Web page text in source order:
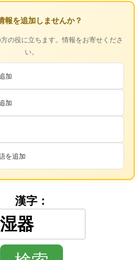
報を追加しませんか？
の役に立ちます。情報をお寄せくださ
い。
加
加
を追加
漢字：